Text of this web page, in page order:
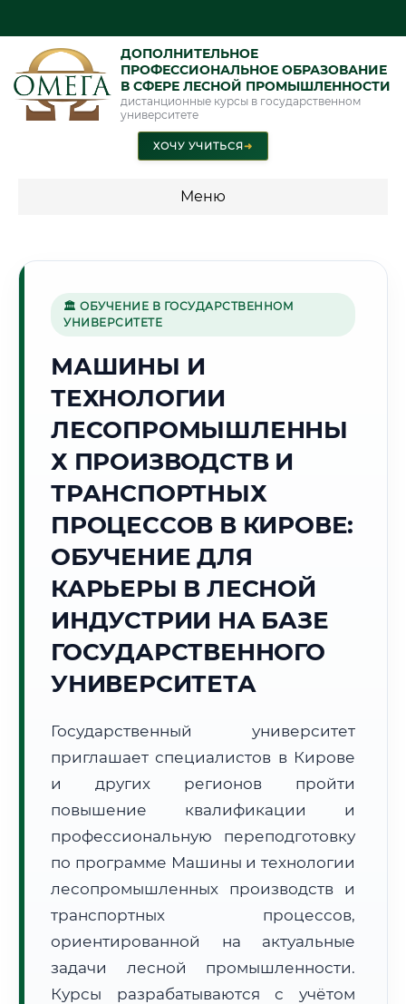
ДОПОЛНИТЕЛЬНОЕ
ПРОФЕССИОНАЛЬНОЕ ОБРАЗОВАНИЕ
В СФЕРЕ ЛЕСНОЙ ПРОМЫШЛЕННОСТИ
дистанционные курсы в государственном
университете
ХОЧУ УЧИТЬСЯ➜
Меню
промышленность"
🌲
Г. КИРОВ
Точное местное время:
17:18:47
Пятница, 7 Августа
Погода в г. Киров:
🌅 Восход:03:44
Световой день:16 ч. 5 мин.
Тел. код:
Часовой пояс:
МСК (UTC+3)
Формат учебы:
Дистанционно
🗺️ Зона обслуживания: г. Киров
• Маршрут транзита: ~2 041 км
• Экспресс-доставка СДЭК / Почтой:
3–5 рабочих дней
🏛 ОБУЧЕНИЕ В ГОСУДАРСТВЕННОМ
УНИВЕРСИТЕТЕ
МАШИНЫ И
ТЕХНОЛОГИИ
ЛЕСОПРОМЫШЛЕННЫ
Х ПРОИЗВОДСТВ И
ТРАНСПОРТНЫХ
ПРОЦЕССОВ В КИРОВЕ:
ОБУЧЕНИЕ ДЛЯ
КАРЬЕРЫ В ЛЕСНОЙ
ИНДУСТРИИ НА БАЗЕ
ГОСУДАРСТВЕННОГО
УНИВЕРСИТЕТА
Государственный университет
приглашает специалистов в Кирове
и других регионов пройти
повышение квалификации и
профессиональную переподготовку
по программе Машины и технологии
лесопромышленных производств и
транспортных процессов,
ориентированной на актуальные
задачи лесной промышленности.
Курсы разрабатываются с учётом